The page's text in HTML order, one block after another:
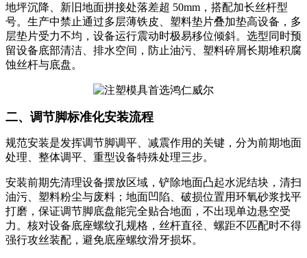
地坪沉降、新旧地面拼接处落差超 50mm，搭配加长丝杆型
号。生产中禁止通过多层薄铁皮、塑料垫片叠加垫高设备，多
层垫片受力不均，设备运行震动时极易移位倾斜。选型同时预
留设备底部清洁、排水空间，防止油污、塑料碎屑长期堆积腐
蚀丝杆与底盘。
二、调节脚标准化安装流程
规范安装是发挥调节脚调平、减震作用的关键，分为前期地面
处理、整体调平、重型设备特殊处理三步。
安装前期先清理设备摆放区域，铲除地面凸起水泥结块，清扫
油污、塑料粉尘与废料；地面凹陷、破损位置用环氧砂浆找平
打磨，保证调节脚底盘能完全贴合地面，不出现单边悬空受
力。核对设备底座螺纹孔规格，丝杆直径、螺距不匹配时不得
强行攻丝装配，避免底座螺纹滑牙损坏。